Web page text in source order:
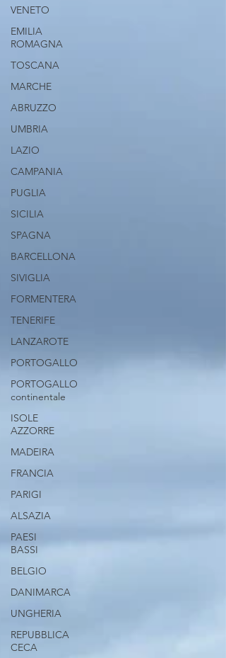
VENETO
EMILIA
ROMAGNA
TOSCANA
MARCHE
ABRUZZO
UMBRIA
LAZIO
CAMPANIA
PUGLIA
SICILIA
SPAGNA
BARCELLONA
SIVIGLIA
FORMENTERA
TENERIFE
LANZAROTE
PORTOGALLO
PORTOGALLO
continentale
ISOLE
AZZORRE
MADEIRA
FRANCIA
PARIGI
ALSAZIA
PAESI
BASSI
BELGIO
DANIMARCA
UNGHERIA
REPUBBLICA
CECA